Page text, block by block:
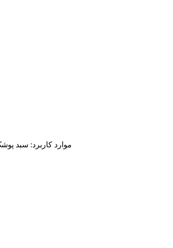
موارد کاربرد: سبد